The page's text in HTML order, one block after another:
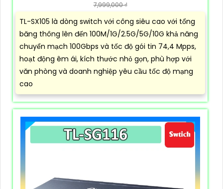
7,999,000 ₫
TL-SX105 là dòng switch với công siêu cao với tổng
băng thông lên đến 100M/1G/2.5G/5G/10G khả năng
chuyển mạch 100Gbps và tốc độ gói tin 74,4 Mpps,
hoạt động êm ái, kích thước nhỏ gọn, phù hợp với
văn phòng và doanh nghiệp yêu cầu tốc độ mạng
cao